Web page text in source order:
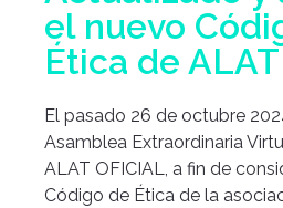
el nuevo
Ética de
El pasado 26 de octubre
Asamblea Extraordinaria
ALAT OFICIAL, a fin de
Código de Ética de la